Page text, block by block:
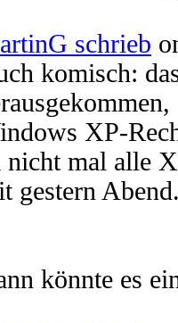
schrieb
komisch:
XP-
nicht mal alle
gestern
könnte es